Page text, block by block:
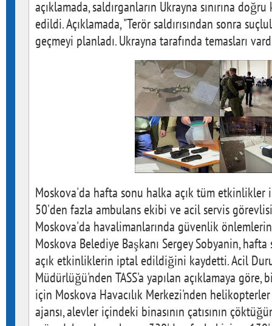
açıklamada, saldırganların Ukrayna sınırına
edildi. Açıklamada, "Terör saldırısından sonra
geçmeyi planladı. Ukrayna tarafında temasları
Moskova'da hafta sonu halka açık tüm
50'den fazla ambulans ekibi ve acil servis
Moskova'da havalimanlarında güvenlik
Moskova Belediye Başkanı Sergey Sobyanin,
açık etkinliklerin iptal edildiğini kaydetti. Acil
Müdürlüğü'nden TASS'a yapılan açıklamaya göre,
için Moskova Havacılık Merkezi'nden
ajansı, alevler içindeki binasının çatısının